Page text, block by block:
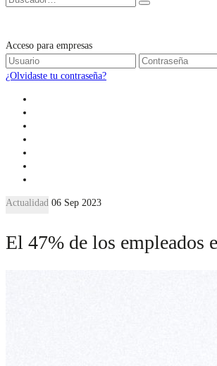
Acceso para empresas
¿Olvidaste tu contraseña?
Actualidad 06 Sep 2023
El 47% de los empleados